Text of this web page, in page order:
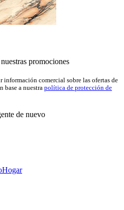
promociones
información comercial sobre las ofertas de
base a nuestra política de protección de
de nuevo